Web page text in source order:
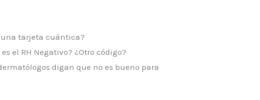
una tarjeta cuántica?
el RH Negativo? ¿Otro código?
digan que no es bueno para